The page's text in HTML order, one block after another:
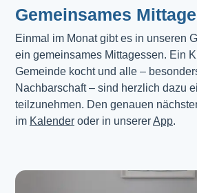
Gemeinsames
Einmal im Monat gibt es in unseren
ein gemeinsames Mittagessen. Ein
Gemeinde kocht und alle –
Nachbarschaft – sind herzlich dazu
teilzunehmen. Den genauen
im Kalender oder in unserer App.